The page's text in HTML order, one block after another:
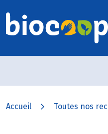
Accueil Toutes nos